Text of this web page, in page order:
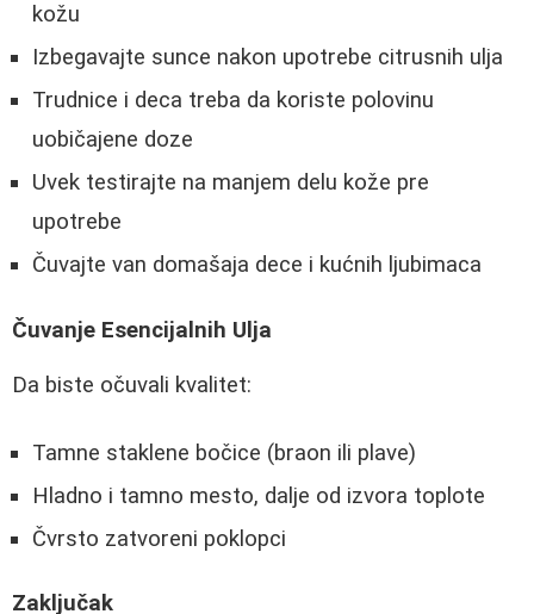
kožu
Izbegavajte sunce nakon upotrebe citrusnih ulja
Trudnice i deca treba da koriste polovinu
uobičajene doze
Uvek testirajte na manjem delu kože pre
upotrebe
Čuvajte van domašaja dece i kućnih ljubimaca
Čuvanje Esencijalnih Ulja
Da biste očuvali kvalitet:
Tamne staklene bočice (braon ili plave)
Hladno i tamno mesto, dalje od izvora toplote
Čvrsto zatvoreni poklopci
Zaključak